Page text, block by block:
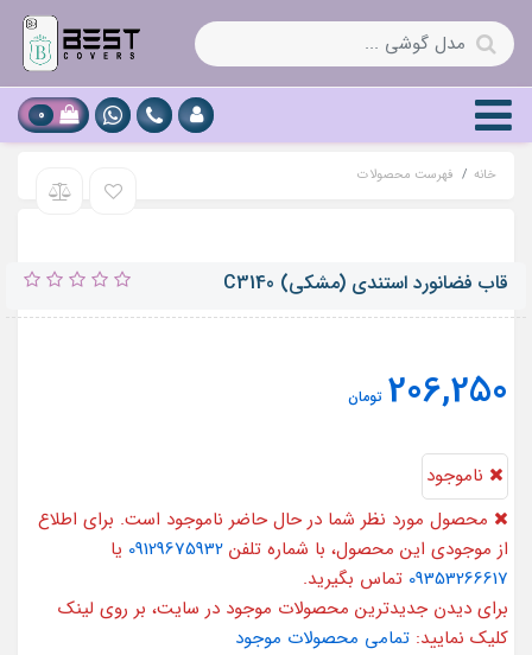
0
خانه فهرست محصولات
قاب فضانورد استندی (مشکی) C3140
206,250 تومان
ناموجود
محصول مورد نظر شما در حال حاضر ناموجود است. برای اطلاع
از موجودی این محصول، با شماره تلفن 09129675932 یا
09353266617 تماس بگیرید.
برای دیدن جدیدترین محصولات موجود در سایت، بر روی لینک
کلیک نمایید: تمامی محصولات موجود